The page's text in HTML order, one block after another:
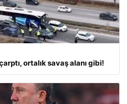
ortalık savaş alanı gibi!